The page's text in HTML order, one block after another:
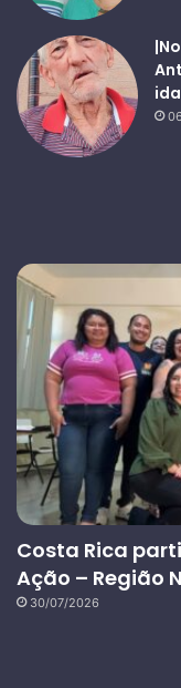
Costa Rica
Ação – Região
30/07/2026